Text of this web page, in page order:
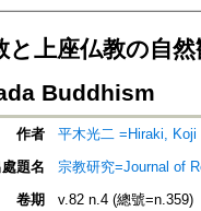
と上座仏教の自
Buddhism
作者
平木光二 =Hiraki, Koji
題名
宗教研究=Journal of
卷期
v.82 n.4 (總號=n.359)